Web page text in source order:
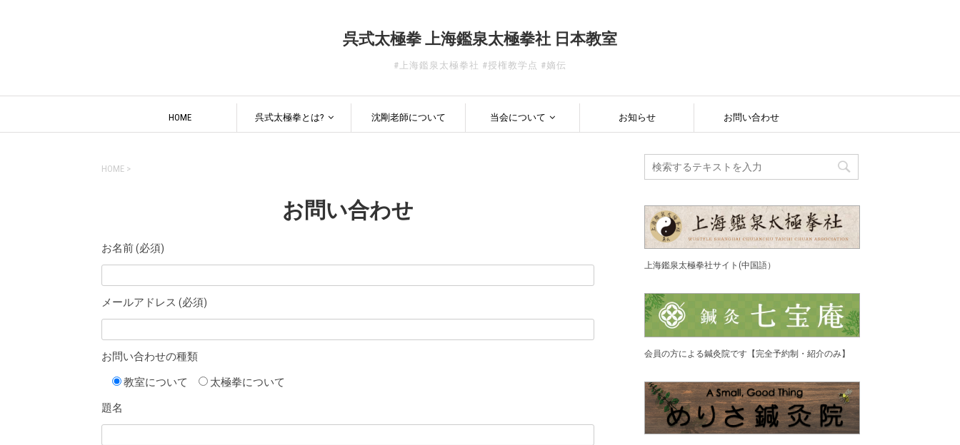
呉式太極拳 上海鑑泉太極拳社 日本教室
#上海鑑泉太極拳社 #授権教学点 #嫡伝
HOME 呉式太極拳とは? 沈剛老師について 当会について お知らせ お問い合わせ
HOME >
お問い合わせ
お名前 (必須)
メールアドレス (必須)
お問い合わせの種類
教室について
太極拳について
題名
上海鑑泉太極拳社サイト(中国語）
会員の方による鍼灸院です【完全予約制・紹介のみ】